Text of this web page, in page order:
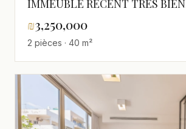
IMMEUBLE RÉCENT TRÈS BIEN
₪3,250,000
2 pièces · 40 m²